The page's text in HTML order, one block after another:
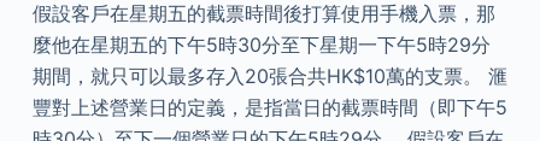
假設客戶在星期五的截票時間後打算使用手機入票，那
麼他在星期五的下午5時30分至下星期一下午5時29分
期間，就只可以最多存入20張合共HK$10萬的支票。 滙
豐對上述營業日的定義，是指當日的截票時間（即下午5